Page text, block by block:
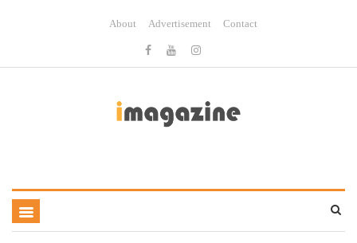
About Advertisement Contact